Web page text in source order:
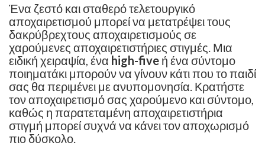
Ένα ζεστό και σταθερό τελετουργικό
αποχαιρετισμού μπορεί να μετατρέψει τους
δακρύβρεχτους αποχαιρετισμούς σε
χαρούμενες αποχαιρετιστήριες στιγμές. Μια
ειδική χειραψία, ένα high-five ή ένα σύντομο
ποιηματάκι μπορούν να γίνουν κάτι που το παιδί
σας θα περιμένει με ανυπομονησία. Κρατήστε
τον αποχαιρετισμό σας χαρούμενο και σύντομο,
καθώς η παρατεταμένη αποχαιρετιστήρια
στιγμή μπορεί συχνά να κάνει τον αποχωρισμό
πιο δύσκολο.